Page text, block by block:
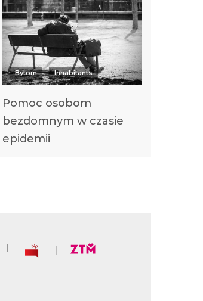
Bytom Inhabitants
Pomoc osobom
bezdomnym w czasie
epidemii